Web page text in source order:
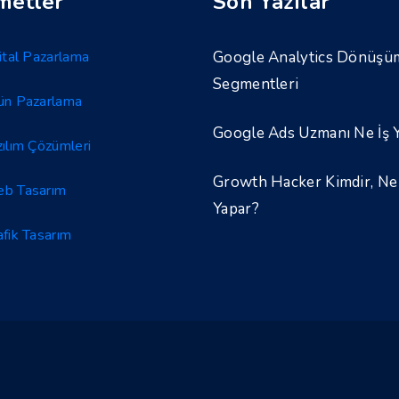
Pazarlama
Pazarlama
Çözümleri
Tasarım
Tasarım
Google Analytics
Segmentleri
Google Ads Uzmanı Ne İş
Growth Hacker Kimdir,
Yapar?